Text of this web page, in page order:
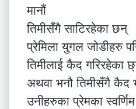
मानौं
तिमीसँगै साटिरहेका छन्
प्रेमिला युगल जोडीहरु
तिमीलाई कैद गरिरहेका
अथवा भनौ तिमीसँगै कैद
उनीहरुका प्रेमका